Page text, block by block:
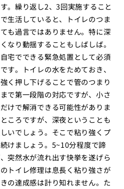
。繰り返し2、3回実施すること
生活していると、トイレのつま
も過言ではありません。特に深
なり動揺することもしばしば。
宅でできる緊急処置として必須
す。トイレの水をためておき、
く押し下げることで管のつまり
で第一段階の対応ですが、小さ
けで解消できる可能性がありま
ころですが、深夜ということも
いでしょう。そこで粘り強くプ
けましょう。5~10分程度で諦
突然水が流れ出す快挙を遂げら
トイレ修理は息長く粘り強さが
の達成感は計り知れません。た